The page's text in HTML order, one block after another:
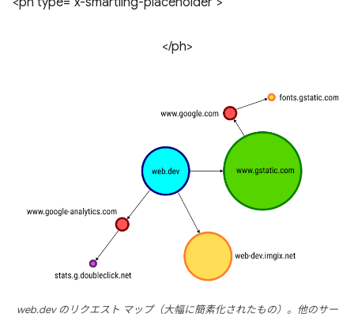
</ph>
web.dev のリクエスト マップ（大幅に簡素化されたもの）。他のサー